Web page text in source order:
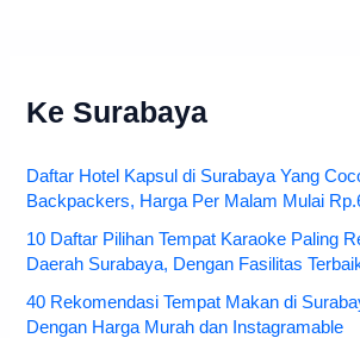
Ke Surabaya
Daftar Hotel Kapsul di Surabaya Yang
Backpackers, Harga Per Malam Mulai
10 Daftar Pilihan Tempat Karaoke Paling
Daerah Surabaya, Dengan Fasilitas
40 Rekomendasi Tempat Makan di
Dengan Harga Murah dan Instagramable